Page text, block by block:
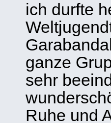
ich durfte
ganze
sehr
Ruhe und